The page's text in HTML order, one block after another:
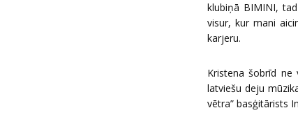
klubiņā BIMINI,
visur, kur mani
karjeru.
Kristena šobrīd ne
latviešu deju
vētra” basģitārists